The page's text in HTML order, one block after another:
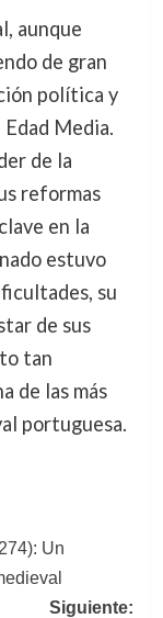
aunque
de gran
política y
Media.
de la
reformas
en la
estuvo
su
de sus
tan
de las más
portuguesa.
Un
Siguiente: